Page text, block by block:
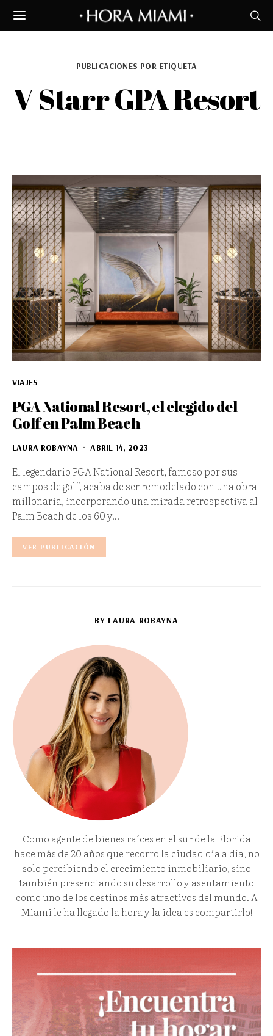
PUBLICACIONES POR ETIQUETA
V Starr GPA Resort
VIAJES
PGA National Resort, el elegido del
Golf en Palm Beach
LAURA ROBAYNA ABRIL 14, 2023
El legendario PGA National Resort, famoso por sus
campos de golf, acaba de ser remodelado con una obra
millonaria, incorporando una mirada retrospectiva al
Palm Beach de los 60 y…
VER PUBLICACIÓN
BY LAURA ROBAYNA
Como agente de bienes raíces en el sur de la Florida
hace más de 20 años que recorro la ciudad día a día, no
solo percibiendo el crecimiento inmobiliario, sino
también presenciando su desarrollo y asentamiento
como uno de los destinos más atractivos del mundo. A
Miami le ha llegado la hora y la idea es compartirlo!